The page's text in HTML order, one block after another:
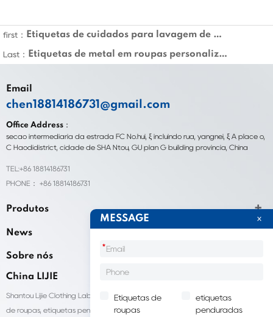
first： Etiquetas de cuidados para lavagem de algodão personalizadas
Last： Etiquetas de metal em roupas personalizadas no atacado
Email
chen18814186731@gmail.com
Office Address：
seção intermediária da estrada FC No.hui, ξ incluindo rua, yangnei, ξ A place o,
C Haodidistrict, cidade de SHA Ntou, GU plan G building província, China
TEL:+86 18814186731
PHONE： +86 18814186731
Produtos
News
Sobre nós
China LIJIE
Shantou Lijie Clothing Labels fornece serviços personalizados para etiquetas
de roupas, etiquetas penduradas, sacolas para embalagens de roupas e
MESSAGE
*
Etiquetas de
roupas
etiquetas
penduradas